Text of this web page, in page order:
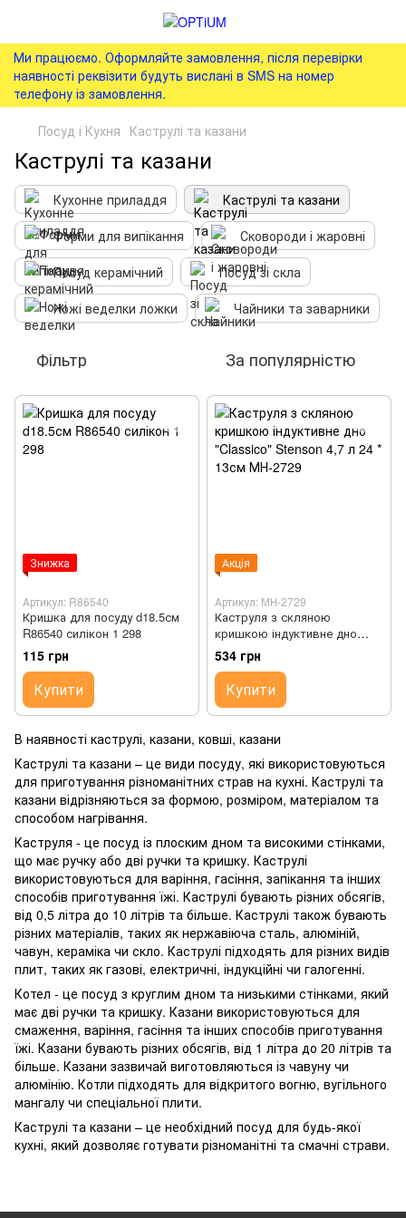
Ми працюємо. Оформляйте замовлення, після перевірки
наявності реквізити будуть вислані в SMS на номер
телефону із замовлення.
Посуд і Кухня Каструлі та казани
Каструлі та казани
Кухонне приладдя
Каструлі та казани
Форми для випікання
Сковороди і жаровні
Посуд керамічний
Посуд зі скла
Ножі веделки ложки
Чайники та заварники
Фільтр За популярністю
Знижка
Артикул: R86540
Кришка для посуду d18.5см
R86540 силікон 1 298
115 грн
Купити
Акція
Артикул: МН-2729
Каструля з скляною
кришкою індуктивне дно
"Classico" Stenson 4,7 л 24 *
13см МН-2729
534 грн
Купити
В наявності каструлі, казани, ковші, казани
Каструлі та казани – це види посуду, які використовуються
для приготування різноманітних страв на кухні. Каструлі та
казани відрізняються за формою, розміром, матеріалом та
способом нагрівання.
Каструля - це посуд із плоским дном та високими стінками,
що має ручку або дві ручки та кришку. Каструлі
використовуються для варіння, гасіння, запікання та інших
способів приготування їжі. Каструлі бувають різних обсягів,
від 0,5 літра до 10 літрів та більше. Каструлі також бувають
різних матеріалів, таких як нержавіюча сталь, алюміній,
чавун, кераміка чи скло. Каструлі підходять для різних видів
плит, таких як газові, електричні, індукційні чи галогенні.
Котел - це посуд з круглим дном та низькими стінками, який
має дві ручки та кришку. Казани використовуються для
смаження, варіння, гасіння та інших способів приготування
їжі. Казани бувають різних обсягів, від 1 літра до 20 літрів та
більше. Казани зазвичай виготовляються із чавуну чи
алюмінію. Котли підходять для відкритого вогню, вугільного
мангалу чи спеціальної плити.
Каструлі та казани – це необхідний посуд для будь-якої
кухні, який дозволяє готувати різноманітні та смачні страви.